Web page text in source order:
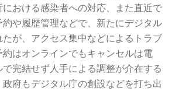
おける感染者への対応、また直近で
や履歴管理などで、新たにデジタル
が、アクセス集中などによるトラブ
はオンラインでもキャンセルは電
完結せず人手による調整が介在する
府もデジタル庁の創設などを打ち出